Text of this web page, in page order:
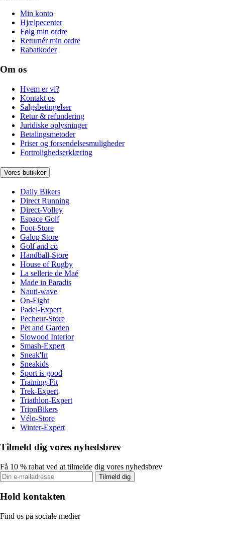
Min konto
Hjælpecenter
Følg min ordre
Returnér min ordre
Rabatkoder
Om os
Hvem er vi?
Kontakt os
Salgsbetingelser
Retur & refundering
Juridiske oplysninger
Betalingsmetoder
Priser og forsendelsesmuligheder
Fortrolighedserklæring
Vores butikker
Daily Bikers
Direct Running
Direct-Volley
Espace Golf
Foot-Store
Galop Store
Golf and co
Handball-Store
House of Rugby
La sellerie de Maé
Made in Paradis
Nauti-wave
On-Fight
Padel-Expert
Pecheur-Store
Pet and Garden
Slowood Interior
Smash-Expert
Sneak'In
Sneakids
Sport is good
Training-Fit
Trek-Expert
Triathlon-Expert
TripnBikers
Vélo-Store
Winter-Expert
Tilmeld dig vores nyhedsbrev
Få 10 % rabat ved at tilmelde dig vores nyhedsbrev
Tilmeld dig
Hold kontakten
Find os på sociale medier